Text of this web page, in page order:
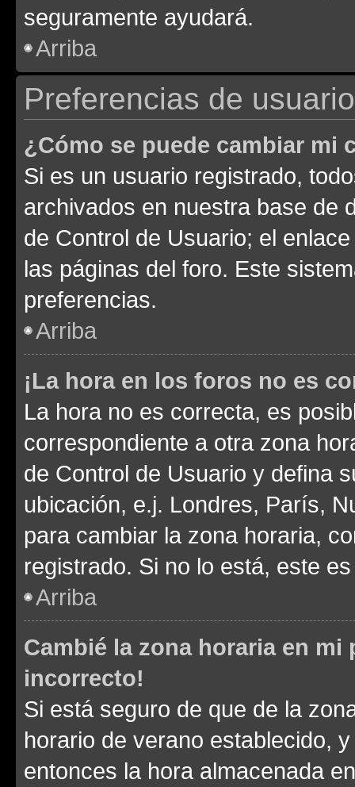
seguramente ayudará.
Arriba
Preferencias de
¿Cómo se puede cambiar mi
Si es un usuario registrado,
archivados en nuestra base de
de Control de Usuario; el
las páginas del foro. Este
preferencias.
Arriba
¡La hora en los foros no es
La hora no es correcta, es
correspondiente a otra zona
de Control de Usuario y defina
ubicación, e.j. Londres, París,
para cambiar la zona horaria,
registrado. Si no lo está, este
Arriba
Cambié la zona horaria en
incorrecto!
Si está seguro de que de la
horario de verano establecido,
entonces la hora almacenada